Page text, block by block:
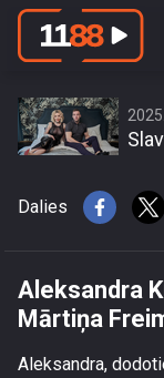
Dalies
Aleksandra
Mārtiņa
Aleksandra,